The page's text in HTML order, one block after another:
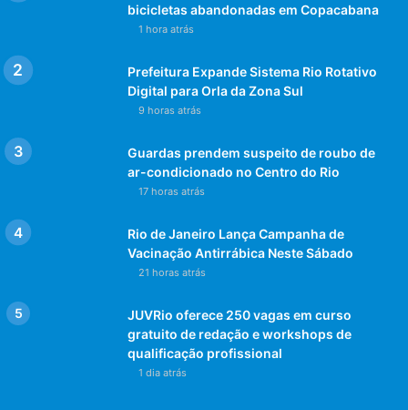
bicicletas abandonadas em Copacabana
1 hora atrás
Prefeitura Expande Sistema Rio Rotativo
Digital para Orla da Zona Sul
9 horas atrás
Guardas prendem suspeito de roubo de
ar-condicionado no Centro do Rio
17 horas atrás
Rio de Janeiro Lança Campanha de
Vacinação Antirrábica Neste Sábado
21 horas atrás
JUVRio oferece 250 vagas em curso
gratuito de redação e workshops de
qualificação profissional
1 dia atrás